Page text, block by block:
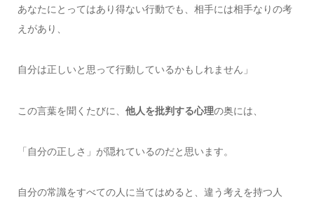
あなたにとってはあり得ない行動でも、相手には相手なりの考
えがあり、
自分は正しいと思って行動しているかもしれません」
この言葉を聞くたびに、 他人を批判する心理の奥には、
「自分の正しさ」が隠れているのだと思います。
自分の常識をすべての人に当てはめると、違う考えを持つ人